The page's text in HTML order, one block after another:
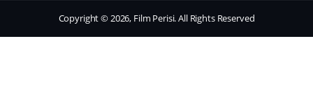
Copyright © 2026, Film Perisi. All Rights Reserved